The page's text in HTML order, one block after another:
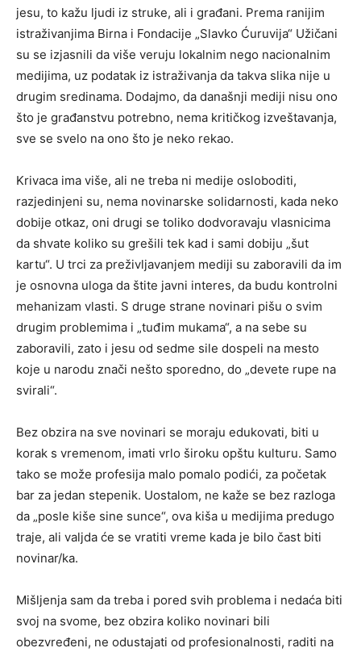
jesu, to kažu ljudi iz struke, ali i građani. Prema ranijim
istraživanjima Birna i Fondacije „Slavko Ćuruvija“ Užičani
su se izjasnili da više veruju lokalnim nego nacionalnim
medijima, uz podatak iz istraživanja da takva slika nije u
drugim sredinama. Dodajmo, da današnji mediji nisu ono
što je građanstvu potrebno, nema kritičkog izveštavanja,
sve se svelo na ono što je neko rekao.
Krivaca ima više, ali ne treba ni medije osloboditi,
razjedinjeni su, nema novinarske solidarnosti, kada neko
dobije otkaz, oni drugi se toliko dodvoravaju vlasnicima
da shvate koliko su grešili tek kad i sami dobiju „šut
kartu“. U trci za preživljavanjem mediji su zaboravili da im
je osnovna uloga da štite javni interes, da budu kontrolni
mehanizam vlasti. S druge strane novinari pišu o svim
drugim problemima i „tuđim mukama“, a na sebe su
zaboravili, zato i jesu od sedme sile dospeli na mesto
koje u narodu znači nešto sporedno, do „devete rupe na
svirali“.
Bez obzira na sve novinari se moraju edukovati, biti u
korak s vremenom, imati vrlo široku opštu kulturu. Samo
tako se može profesija malo pomalo podići, za početak
bar za jedan stepenik. Uostalom, ne kaže se bez razloga
da „posle kiše sine sunce“, ova kiša u medijima predugo
traje, ali valjda će se vratiti vreme kada je bilo čast biti
novinar/ka.
Mišljenja sam da treba i pored svih problema i nedaća biti
svoj na svome, bez obzira koliko novinari bili
obezvređeni, ne odustajati od profesionalnosti, raditi na